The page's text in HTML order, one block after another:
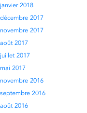
janvier 2018
décembre 2017
novembre 2017
août 2017
juillet 2017
mai 2017
novembre 2016
septembre 2016
août 2016